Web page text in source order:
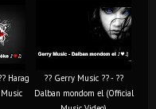
Harag
?? Gerry Music ?? - ??
Dalban mondom el (Official